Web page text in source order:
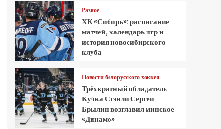
Разное
ХК «Сибирь»: расписание
матчей, календарь игр и
история новосибирского
клуба
Новости белорусского хоккея
Трёхкратный обладатель
Кубка Стэнли Сергей
Брылин возглавил минское
«Динамо»